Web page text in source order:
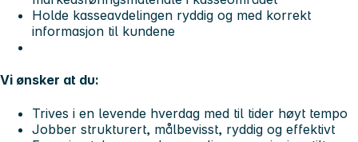
Holde kasseavdelingen ryddig og med korrekt
informasjon til kundene
Vi ønsker at du:
Trives i en levende hverdag med til tider høyt tempo
Jobber strukturert, målbevisst, ryddig og effektivt